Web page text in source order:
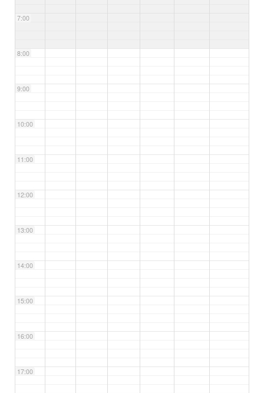
7:00
8:00
9:00
10:00
11:00
12:00
13:00
14:00
15:00
16:00
17:00